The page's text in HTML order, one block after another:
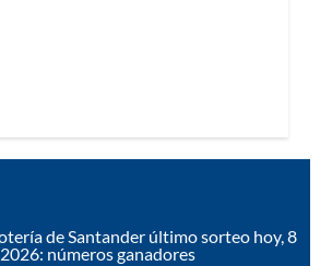
de Santander último sorteo hoy, 8
números ganadores